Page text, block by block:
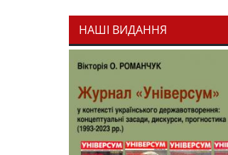
НАШІ ВИДАННЯ